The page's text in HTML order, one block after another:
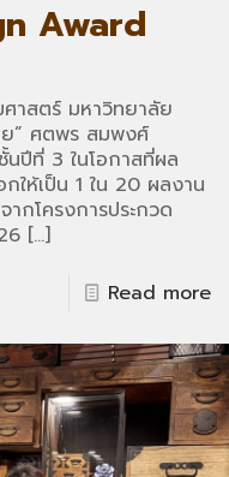
Award
าสตร์ มหาวิทยาลัย
” ศตพร สมพงศ์
ปีที่ 3 ในโอกาสที่ผล
ให้เป็น 1 ใน 20 ผลงาน
กโครงการประกวด
[…]
Read more